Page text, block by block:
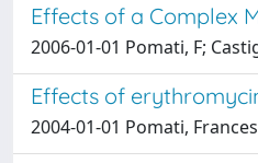
Effects of a Complex
2006-01-01 Pomati, F;
Effects of
2004-01-01 Pomati,